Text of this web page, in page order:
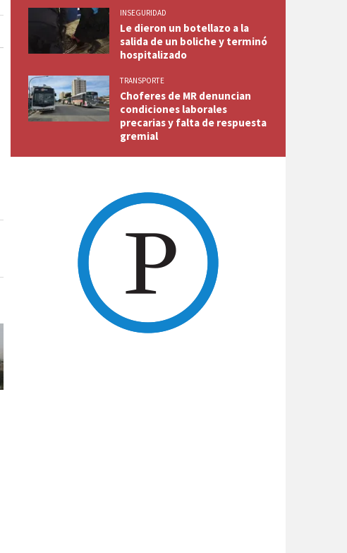
INSEGURIDAD
Le dieron un botellazo a la
salida de un boliche y terminó
hospitalizado
TRANSPORTE
Choferes de MR denuncian
condiciones laborales
precarias y falta de respuesta
gremial